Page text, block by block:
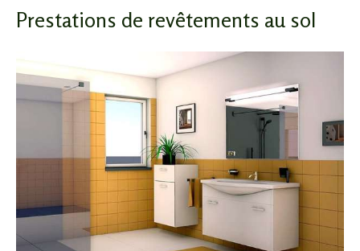
Prestations de revêtements au sol